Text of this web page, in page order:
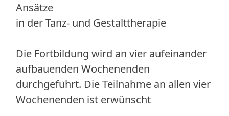
Ansätze
in der Tanz- und Gestalttherapie
Die Fortbildung wird an vier aufeinander
aufbauenden Wochenenden
durchgeführt. Die Teilnahme an allen vier
Wochenenden ist erwünscht